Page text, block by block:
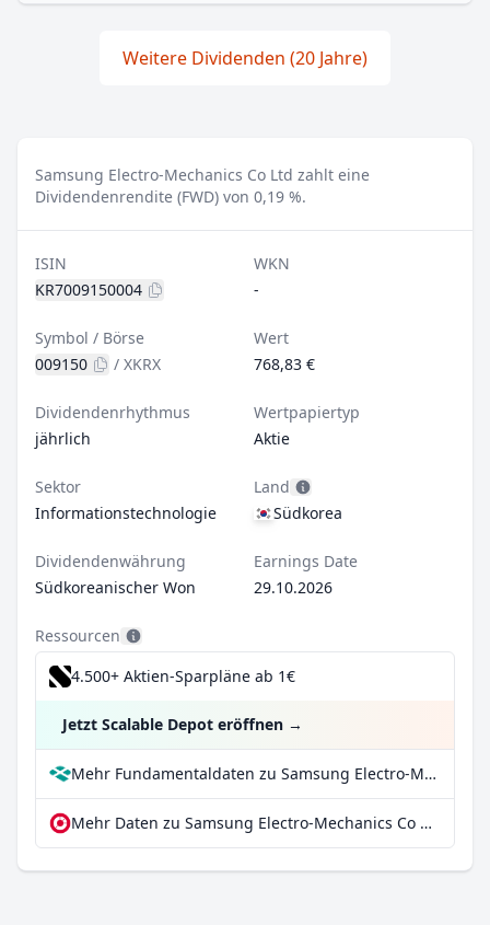
Weitere Dividenden (20 Jahre)
Samsung Electro-Mechanics Co Ltd zahlt eine
Dividendenrendite (FWD) von 0,19 %.
ISIN
KR7009150004
WKN
-
Symbol / Börse
009150
/ XKRX
Wert
768,83 €
Dividendenrhythmus
jährlich
Wertpapiertyp
Aktie
Sektor
Informationstechnologie
Land
Südkorea
Dividendenwährung
Südkoreanischer Won
Earnings Date
29.10.2026
Ressourcen
4.500+ Aktien-Sparpläne ab 1€
Jetzt Scalable Depot eröffnen →
Mehr Fundamentaldaten zu Samsung Electro-Mechanics Co Ltd bei Parqet
Mehr Daten zu Samsung Electro-Mechanics Co Ltd bei extraETF